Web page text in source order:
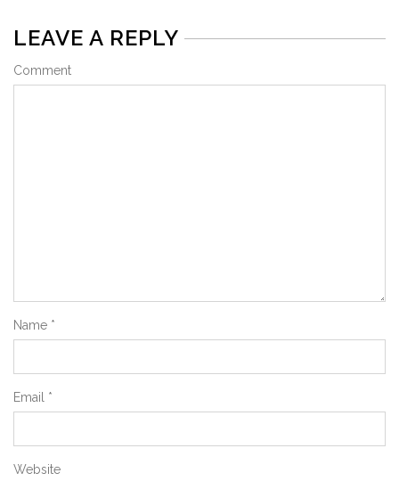
LEAVE A REPLY
Comment
Name *
Email *
Website